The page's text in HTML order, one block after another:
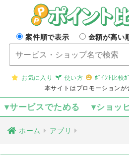
案件順で表示 金額が高い
お気に入り 使い方
ﾎﾟｲﾝﾄ比較ｶ
本サイトはプロモーションが
▾サービスでためる ▾ショッ
ホーム アプリ